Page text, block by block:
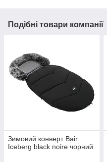
Подібні товари компанії
Зимовий конверт Bair
Iceberg black noire чорний